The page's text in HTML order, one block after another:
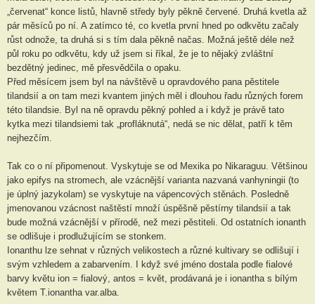
„červenat“ konce listů, hlavně středy byly pěkně červené. Druhá kvetla až
pár měsíců po ní. A zatímco té, co kvetla první hned po odkvětu začaly
růst odnože, ta druhá si s tím dala pěkně načas. Možná ještě déle než
půl roku po odkvětu, kdy už jsem si říkal, že je to nějaký zvláštní
bezdětný jedinec, mě přesvědčila o opaku.
Před měsícem jsem byl na návštěvě u opravdového pana pěstitele
tilandsií a on tam mezi kvantem jiných měl i dlouhou řadu různých forem
této tilandsie. Byl na ně opravdu pěkný pohled a i když je právě tato
kytka mezi tilandsiemi tak „profláknutá“, nedá se nic dělat, patří k těm
nejhezčím.
Tak co o ní připomenout. Vyskytuje se od Mexika po Nikaraguu. Většinou
jako epifys na stromech, ale vzácnější varianta nazvaná vanhyningii (to
je úplný jazykolam) se vyskytuje na vápencových stěnách. Posledně
jmenovanou vzácnost naštěstí množí úspěšně pěstírny tilandsií a tak
bude možná vzácnější v přírodě, než mezi pěstiteli. Od ostatních ionanth
se odlišuje i prodlužujícím se stonkem.
Ionanthu lze sehnat v různých velikostech a různé kultivary se odlišují i
svým vzhledem a zabarvením. I když své jméno dostala podle fialové
barvy květu ion = fialový, antos = květ, prodávaná je i ionantha s bílým
květem T.ionantha var.alba.